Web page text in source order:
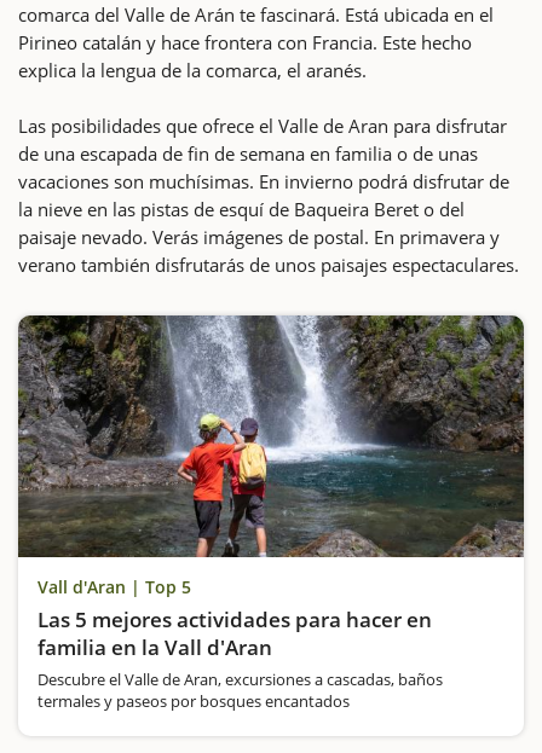
comarca del Valle de Arán te fascinará. Está ubicada en el
Pirineo catalán y hace frontera con Francia. Este hecho
explica la lengua de la comarca, el aranés.
Las posibilidades que ofrece el Valle de Aran para disfrutar
de una escapada de fin de semana en familia o de unas
vacaciones son muchísimas. En invierno podrá disfrutar de
la nieve en las pistas de esquí de Baqueira Beret o del
paisaje nevado. Verás imágenes de postal. En primavera y
verano también disfrutarás de unos paisajes espectaculares.
Vall d'Aran | Top 5
Las 5 mejores actividades para hacer en
familia en la Vall d'Aran
Descubre el Valle de Aran, excursiones a cascadas, baños
termales y paseos por bosques encantados